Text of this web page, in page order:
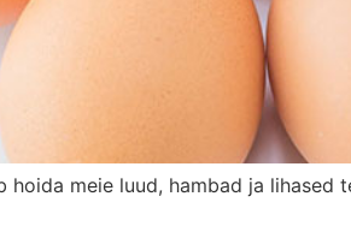
meie luud, hambad ja